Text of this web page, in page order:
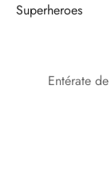
Superheroes
Entérate